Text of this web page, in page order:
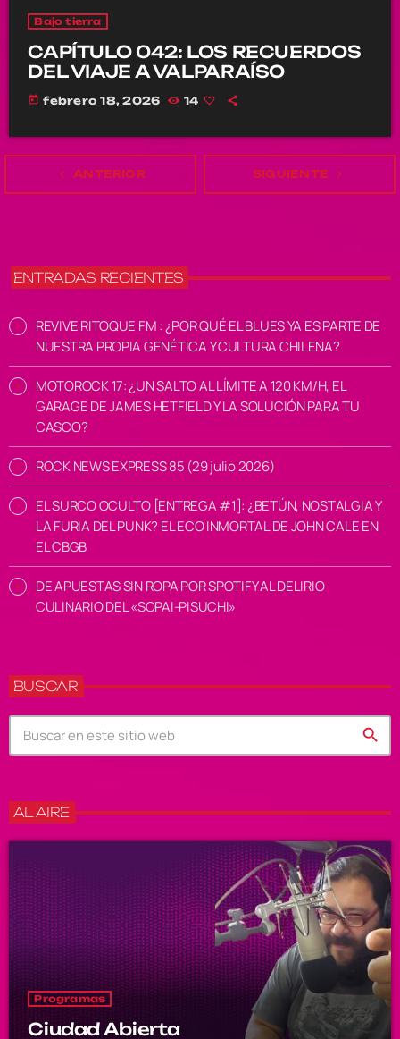
Bajo tierra
CAPÍTULO 042: LOS RECUERDOS
DEL VIAJE A VALPARAÍSO
today febrero 18, 2026 14
navigate_before ANTERIOR SIGUIENTE navigate_next
ENTRADAS RECIENTES
REVIVE RITOQUE FM : ¿POR QUÉ EL BLUES YA ES PARTE DE
NUESTRA PROPIA GENÉTICA Y CULTURA CHILENA?
MOTOROCK 17: ¿UN SALTO AL LÍMITE A 120 KM/H, EL
GARAGE DE JAMES HETFIELD Y LA SOLUCIÓN PARA TU
CASCO?
ROCK NEWS EXPRESS 85 (29 julio 2026)
EL SURCO OCULTO [ENTREGA #1]: ¿BETÚN, NOSTALGIA Y
LA FURIA DEL PUNK? EL ECO INMORTAL DE JOHN CALE EN
EL CBGB
DE APUESTAS SIN ROPA POR SPOTIFY AL DELIRIO
CULINARIO DEL «SOPAI-PISUCHI»
BUSCAR
search
AL AIRE
Programas
Ciudad Abierta